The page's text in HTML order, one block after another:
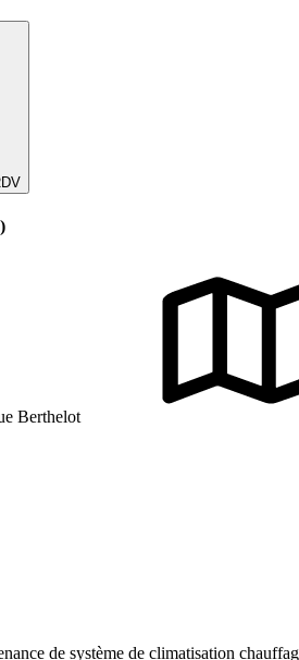
Berthelot
de système de climatisation